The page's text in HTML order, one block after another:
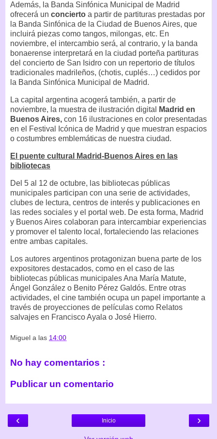
Además, la Banda Sinfónica Municipal de Madrid
ofrecerá un concierto a partir de partituras prestadas por
la Banda Sinfónica de la Ciudad de Buenos Aires, que
incluirá piezas como tangos, milongas, etc. En
noviembre, el intercambio será, al contrario, y la banda
bonaerense interpretará en la ciudad porteña partituras
del concierto de San Isidro con un repertorio de títulos
tradicionales madrileños, (chotis, cuplés…) cedidos por
la Banda Sinfónica Municipal de Madrid.
La capital argentina acogerá también, a partir de
noviembre, la muestra de ilustración digital
Madrid en
Buenos Aires, con 16 ilustraciones en color presentadas
en el Festival Icónica de Madrid y que muestran espacios
o costumbres emblemáticas de nuestra ciudad.
El puente cultural Madrid-Buenos Aires en las
bibliotecas
Del 5 al 12 de octubre, las bibliotecas públicas
municipales participan con una serie de actividades,
clubes de lectura, centros de interés y publicaciones en
las redes sociales y el portal web. De esta forma, Madrid
y Buenos Aires colaboran para intercambiar experiencias
y promover el talento local, fortaleciendo las relaciones
entre ambas capitales.
Los autores argentinos protagonizan buena parte de los
expositores destacados, como en el caso de las
bibliotecas públicas municipales Ana María Matute,
Ángel González o Benito Pérez Galdós. Entre otras
actividades, el cine también ocupa un papel importante a
través de proyecciones de películas como Relatos
salvajes en Francisco Ayala o José Hierro.
Miguel a las 14:00
No hay comentarios :
Publicar un comentario
‹ ›
Inicio